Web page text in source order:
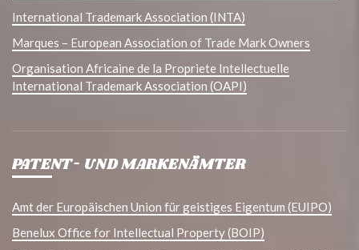
International Trademark Association (INTA)
Marques – European Association of Trade Mark Owners
Organisation Africaine de la Propriete Intellectuelle
International Trademark Association (OAPI)
PATENT- UND MARKENÄMTER
Amt der Europäischen Union für geistiges Eigentum (EUIPO)
Benelux Office for Intellectual Property (BOIP)